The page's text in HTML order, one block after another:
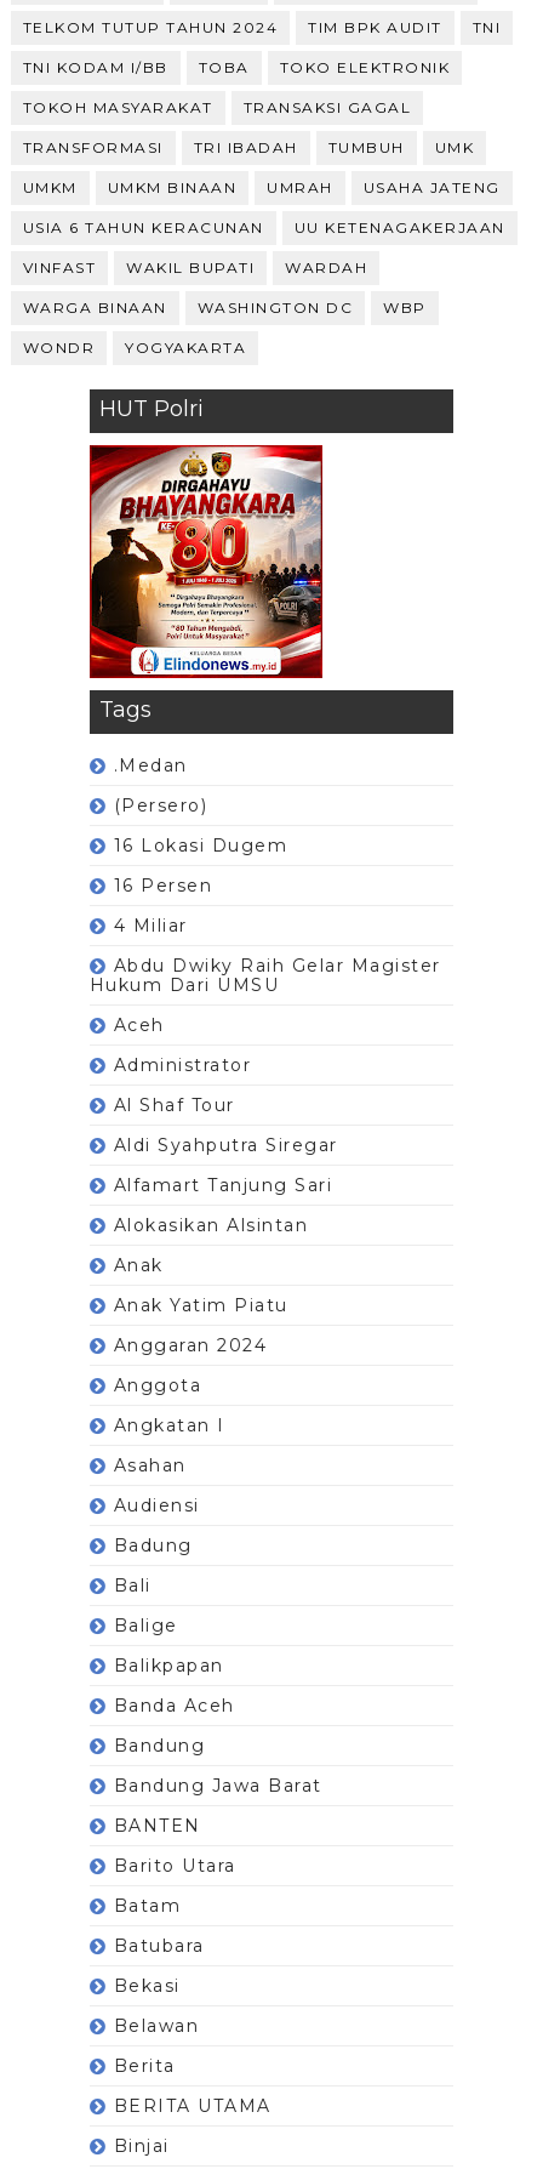
TELKOM TUTUP TAHUN 2024 TIM BPK AUDIT TNI
TNI KODAM I/BB TOBA TOKO ELEKTRONIK
TOKOH MASYARAKAT TRANSAKSI GAGAL
TRANSFORMASI TRI IBADAH TUMBUH UMK
UMKM UMKM BINAAN UMRAH USAHA JATENG
USIA 6 TAHUN KERACUNAN UU KETENAGAKERJAAN
VINFAST WAKIL BUPATI WARDAH
WARGA BINAAN WASHINGTON DC WBP
WONDR YOGYAKARTA
HUT Polri
Tags
.Medan
(Persero)
16 Lokasi Dugem
16 Persen
4 Miliar
Abdu Dwiky Raih Gelar Magister
Hukum Dari UMSU
Aceh
Administrator
Al Shaf Tour
Aldi Syahputra Siregar
Alfamart Tanjung Sari
Alokasikan Alsintan
Anak
Anak Yatim Piatu
Anggaran 2024
Anggota
Angkatan I
Asahan
Audiensi
Badung
Bali
Balige
Balikpapan
Banda Aceh
Bandung
Bandung Jawa Barat
BANTEN
Barito Utara
Batam
Batubara
Bekasi
Belawan
Berita
BERITA UTAMA
Binjai